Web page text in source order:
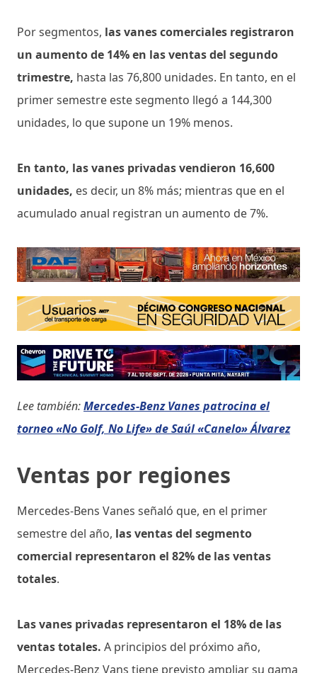
Por segmentos, las vanes comerciales registraron
un aumento de 14% en las ventas del segundo
trimestre, hasta las 76,800 unidades. En tanto, en el
primer semestre este segmento llegó a 144,300
unidades, lo que supone un 19% menos.
En tanto, las vanes privadas vendieron 16,600
unidades, es decir, un 8% más; mientras que en el
acumulado anual registran un aumento de 7%.
Lee también:Mercedes-Benz Vanes patrocina el
torneo «No Golf, No Life» de Saúl «Canelo» Álvarez
Ventas por regiones
Mercedes-Bens Vanes señaló que, en el primer
semestre del año, las ventas del segmento
comercial representaron el 82% de las ventas
totales.
Las vanes privadas representaron el 18% de las
ventas totales. A principios del próximo año,
Mercedes-Benz Vans tiene previsto ampliar su gama